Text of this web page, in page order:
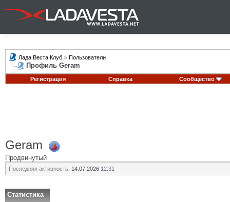
Лада Веста Клуб > Пользователи
Профиль Geram
Регистрация Справка Сообщество
Geram
Продвинутый
Последняя активность: 14.07.2026 12:31
Статистика